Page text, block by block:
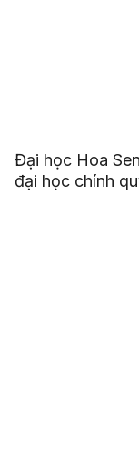
Đại học Hoa
đại học chính